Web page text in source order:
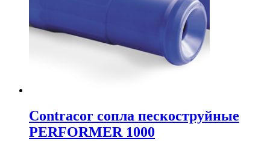
Contracor сопла пескоструйные
PERFORMER 1000